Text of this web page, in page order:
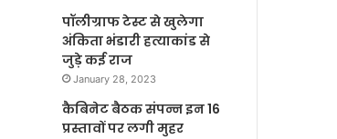
पॉलीग्राफ टेस्ट से खुलेगा
अंकिता भंडारी हत्याकांड से
जुड़े कई राज
January 28, 2023
कैबिनेट बैठक संपन्न इन 16
प्रस्तावों पर लगी मुहर